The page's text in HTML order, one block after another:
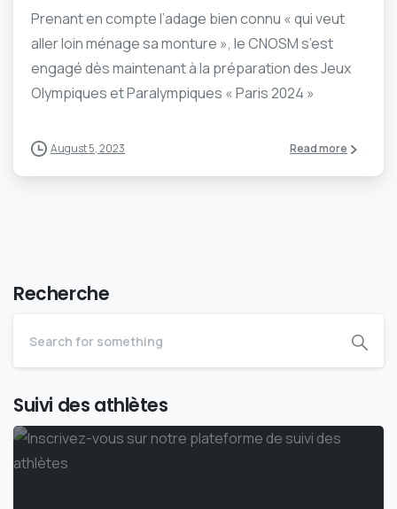
Prenant en compte l’adage bien connu « qui veut
aller loin ménage sa monture », le CNOSM s’est
engagé dès maintenant à la préparation des Jeux
Olympiques et Paralympiques « Paris 2024 »
August 5, 2023 Read more
Recherche
Suivi des athlètes